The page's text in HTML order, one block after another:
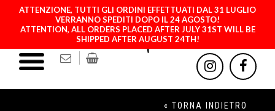
ATTENZIONE, TUTTI GLI ORDINI EFFETTUATI DAL 31 LUGLIO
VERRANNO SPEDITI DOPO IL 24 AGOSTO!
ATTENTION, ALL ORDERS PLACED AFTER JULY 31ST WILL BE
SHIPPED AFTER AUGUST 24TH!
« TORNA INDIETRO